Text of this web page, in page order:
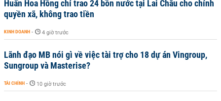
Huấn Hoa Hồng chỉ trao 24 bồn nước tại Lai Châu cho chính
quyền xã, không trao tiền
KINH DOANH - 4 giờ trước
Lãnh đạo MB nói gì về việc tài trợ cho 18 dự án Vingroup,
Sungroup và Masterise?
TÀI CHÍNH - 10 giờ trước